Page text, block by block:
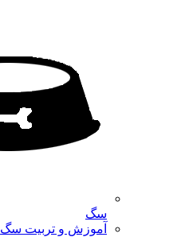
سگ
آموزش و تربیت سگ